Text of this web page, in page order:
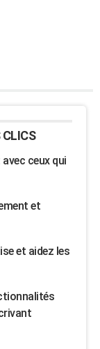
CLICS
ceux qui
et
et aidez les